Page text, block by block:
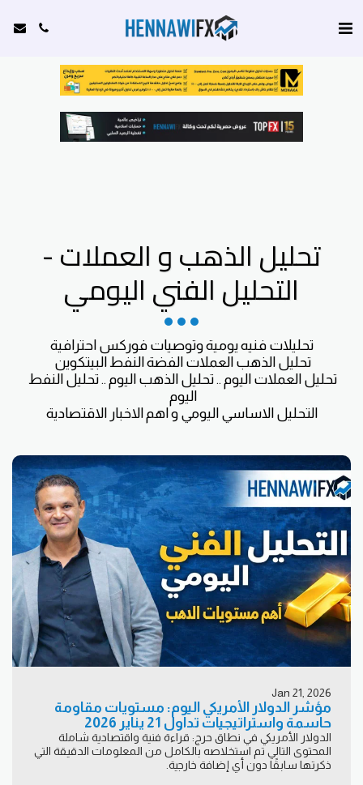
تحليل الذهب و العملات -
التحليل الفني اليومي
التحليل الاساسي اليومي و اهم الاخبار الاقتصادية
Jan 21, 2026
مؤشر الدولار الأمريكي اليوم: مستويات مقاومة
حاسمة واستراتيجيات تداول 21 يناير 2026
الدولار الأمريكي في نطاق حرج: قراءة فنية واقتصادية شاملة
المحتوى التالي تم استخلاصه بالكامل من المعلومات الدقيقة التي
ذكرتها سابقًا دون أي إضافة خارجية.